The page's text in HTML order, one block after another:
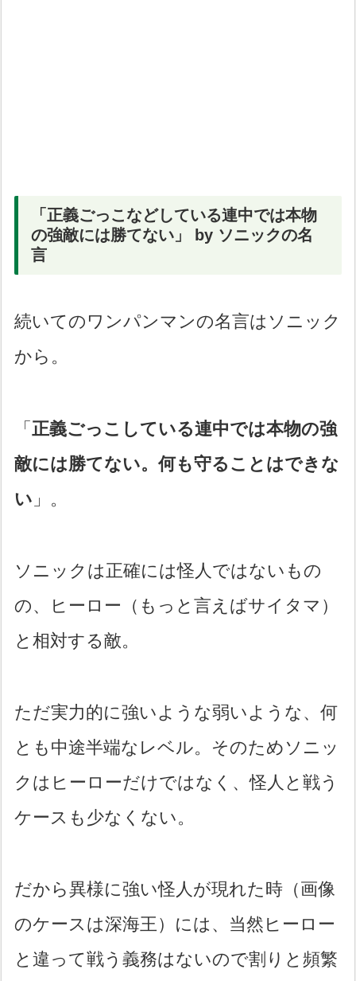
「正義ごっこなどしている連中では本物
の強敵には勝てない」 by ソニックの名
言
続いてのワンパンマンの名言はソニック
から。
「 正義ごっこしている連中では本物の強
敵には勝てない。何も守ることはできな
い 」。
ソニックは正確には怪人ではないもの
の、ヒーロー（もっと言えばサイタマ）
と相対する敵。
ただ実力的に強いような弱いような、何
とも中途半端なレベル。そのためソニッ
クはヒーローだけではなく、怪人と戦う
ケースも少なくない。
だから異様に強い怪人が現れた時（画像
のケースは深海王）には、当然ヒーロー
と違って戦う義務はないので割りと頻繁